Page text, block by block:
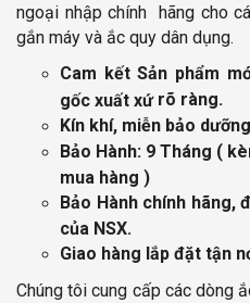
ngoại nhập chính hãng cho
gắn máy và ắc quy dân dụng.
Cam kết Sản phẩm
gốc xuất xứrõ ràng.
Kín khí, miễn bảo dưỡng
Bảo Hành: 9 Tháng (
mua hàng )
Bảo Hành chính hãng,
của NSX.
Giao hàng lắp đặt tận
Chúng tôi cung cấp các dòng